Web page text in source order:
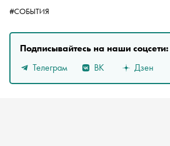
#СОБЫТИЯ
Подписывайтесь на наши соцсети:
Телеграм
ВК Дзен